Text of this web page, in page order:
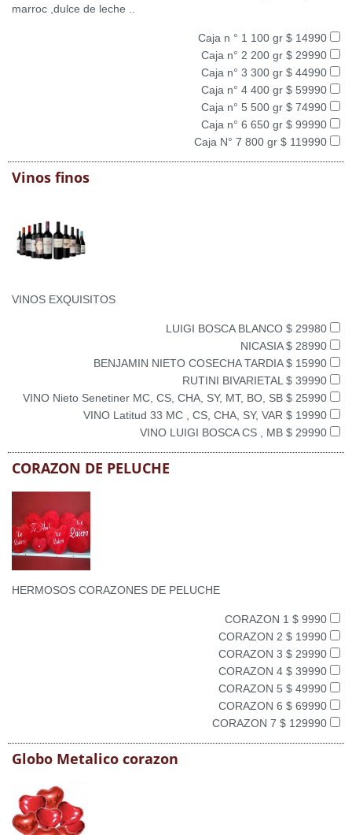
marroc ,dulce de leche ..
Caja n ° 1 100 gr $ 14990
Caja n° 2 200 gr $ 29990
Caja n° 3 300 gr $ 44990
Caja n° 4 400 gr $ 59990
Caja n° 5 500 gr $ 74990
Caja n° 6 650 gr $ 99990
Caja N° 7 800 gr $ 119990
Vinos finos
VINOS EXQUISITOS
LUIGI BOSCA BLANCO $ 29980
NICASIA $ 28990
BENJAMIN NIETO COSECHA TARDIA $ 15990
RUTINI BIVARIETAL $ 39990
VINO Nieto Senetiner MC, CS, CHA, SY, MT, BO, SB $ 25990
VINO Latitud 33 MC , CS, CHA, SY, VAR $ 19990
VINO LUIGI BOSCA CS , MB $ 29990
CORAZON DE PELUCHE
HERMOSOS CORAZONES DE PELUCHE
CORAZON 1 $ 9990
CORAZON 2 $ 19990
CORAZON 3 $ 29990
CORAZON 4 $ 39990
CORAZON 5 $ 49990
CORAZON 6 $ 69990
CORAZON 7 $ 129990
Globo Metalico corazon